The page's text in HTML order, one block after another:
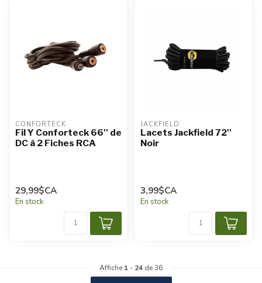
CONFORTECK
Fil Y Conforteck 66'' de
DC à 2 Fiches RCA
29,99$CA
En stock
JACKFIELD
Lacets Jackfield 72''
Noir
3,99$CA
En stock
Affiche 1 - 24 de 36